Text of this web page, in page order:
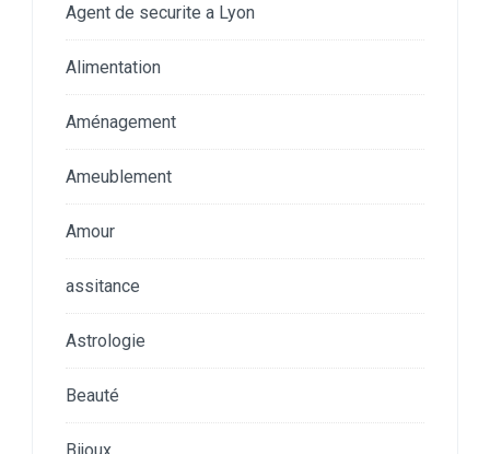
Agent de securite a Lyon
Alimentation
Aménagement
Ameublement
Amour
assitance
Astrologie
Beauté
Bijoux